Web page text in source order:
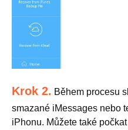
Krok 2. Během procesu
smazané iMessages nebo
iPhonu. Můžete také